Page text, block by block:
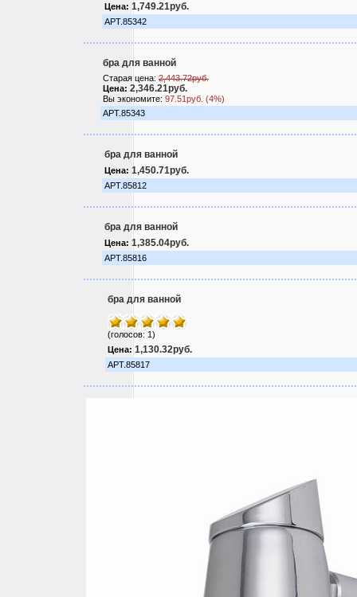
Цена: 1,749.21руб.
АРТ.85342
бра для ванной
Старая цена: 2,443.72руб.
Цена: 2,346.21руб.
Вы экономите: 97.51руб. (4%)
АРТ.85343
бра для ванной
Цена: 1,450.71руб.
АРТ.85812
бра для ванной
Цена: 1,385.04руб.
АРТ.85816
бра для ванной
(голосов: 1)
Цена: 1,130.32руб.
АРТ.85817